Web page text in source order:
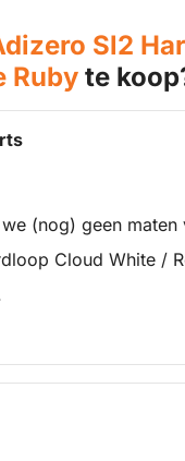
Sl2
Ruby te
(nog) geen maten
Cloud White /